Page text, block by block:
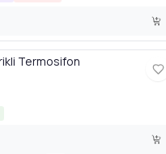
Termosifon